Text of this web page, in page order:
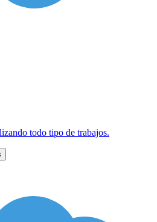
todo tipo de trabajos.